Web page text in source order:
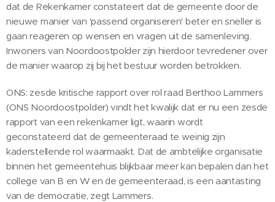
dat de Rekenkamer constateert dat de gemeente door de
nieuwe manier van 'passend organiseren' beter en sneller is
gaan reageren op wensen en vragen uit de samenleving.
Inwoners van Noordoostpolder zijn hierdoor tevredener over
de manier waarop zij bij het bestuur worden betrokken.
ONS: zesde kritische rapport over rol raad Berthoo Lammers
(ONS Noordoostpolder) vindt het kwalijk dat er nu een zesde
rapport van een rekenkamer ligt, waarin wordt
geconstateerd dat de gemeenteraad te weinig zijn
kaderstellende rol waarmaakt. Dat de ambtelijke organisatie
binnen het gemeentehuis blijkbaar meer kan bepalen dan het
college van B en W en de gemeenteraad, is een aantasting
van de democratie, zegt Lammers.